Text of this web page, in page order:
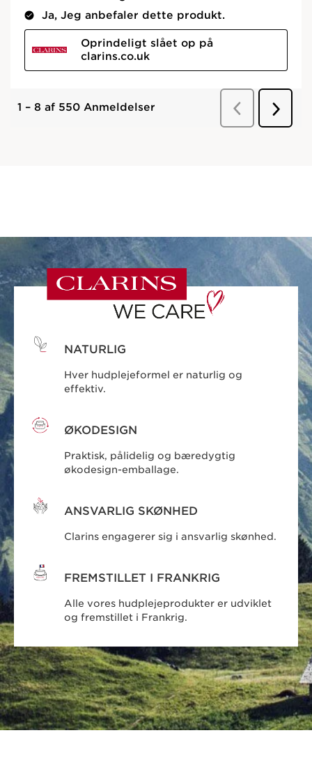
NATURLIG
Hver hudplejeformel er naturlig og
effektiv.
ØKODESIGN
Praktisk, pålidelig og bæredygtig
økodesign-emballage.
ANSVARLIG SKØNHED
Clarins engagerer sig i ansvarlig skønhed.
FREMSTILLET I FRANKRIG
Alle vores hudplejeprodukter er udviklet
og fremstillet i Frankrig.